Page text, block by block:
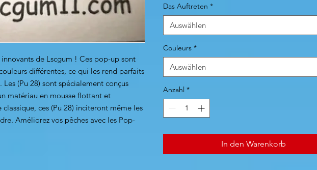
de Lscgum ! Ces pop-up sont
différentes, ce qui les rend parfaits
(Pu 28) sont spécialement conçus
matériau en mousse flottant et
ces (Pu 28) inciteront même les
Améliorez vos pêches avec les Pop-
Das Auftreten *
Auswählen
Couleurs *
Auswählen
Anzahl *
In den Warenkorb